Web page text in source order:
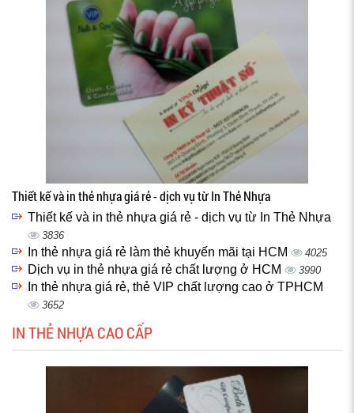
Thiết kế và in thẻ nhựa giá rẻ - dịch vụ từ In Thẻ Nhựa
Thiết kế và in thẻ nhựa giá rẻ - dịch vụ từ In Thẻ Nhựa
3836
In thẻ nhựa giá rẻ làm thẻ khuyến mãi tại HCM 4025
Dịch vụ in thẻ nhựa giá rẻ chất lượng ở HCM 3990
In thẻ nhựa giá rẻ, thẻ VIP chất lượng cao ở TPHCM
3652
IN THẺ NHỰA CAO CẤP